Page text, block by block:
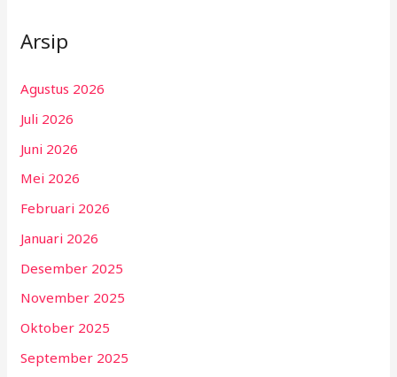
Arsip
Agustus 2026
Juli 2026
Juni 2026
Mei 2026
Februari 2026
Januari 2026
Desember 2025
November 2025
Oktober 2025
September 2025